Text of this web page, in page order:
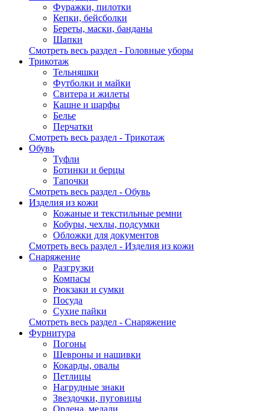
Фуражки, пилотки
Кепки, бейсболки
Береты, маски, банданы
Шапки
Смотреть весь раздел - Головные уборы
Трикотаж
Тельняшки
Футболки и майки
Свитера и жилеты
Кашне и шарфы
Белье
Перчатки
Смотреть весь раздел - Трикотаж
Обувь
Туфли
Ботинки и берцы
Тапочки
Смотреть весь раздел - Обувь
Изделия из кожи
Кожаные и текстильные ремни
Кобуры, чехлы, подсумки
Обложки для документов
Смотреть весь раздел - Изделия из кожи
Снаряжение
Разгрузки
Компасы
Рюкзаки и сумки
Посуда
Сухие пайки
Смотреть весь раздел - Снаряжение
Фурнитура
Погоны
Шевроны и нашивки
Кокарды, овалы
Петлицы
Нагрудные знаки
Звездочки, пуговицы
Ордена, медали